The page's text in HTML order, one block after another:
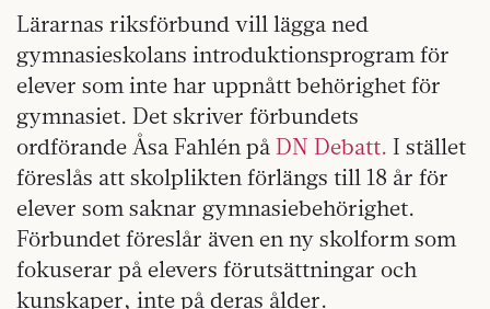
Lärarnas riksförbund vill lägga ned
gymnasieskolans introduktionsprogram för
elever som inte har uppnått behörighet för
gymnasiet. Det skriver förbundets
ordförande Åsa Fahlén på DN Debatt. I stället
föreslås att skolplikten förlängs till 18 år för
elever som saknar gymnasiebehörighet.
Förbundet föreslår även en ny skolform som
fokuserar på elevers förutsättningar och
kunskaper, inte på deras ålder.